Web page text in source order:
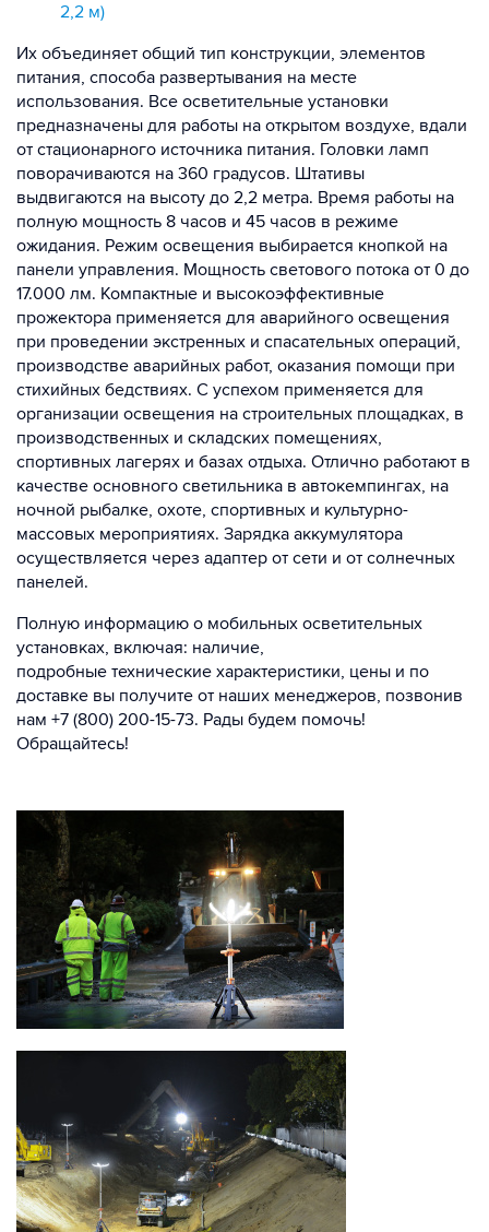
2,2 м)
Их объединяет общий тип конструкции, элементов
питания, способа развертывания на месте
использования. Все осветительные установки
предназначены для работы на открытом воздухе, вдали
от стационарного источника питания. Головки ламп
поворачиваются на 360 градусов. Штативы
выдвигаются на высоту до 2,2 метра. Время работы на
полную мощность 8 часов и 45 часов в режиме
ожидания. Режим освещения выбирается кнопкой на
панели управления. Мощность светового потока от 0 до
17.000 лм. Компактные и высокоэффективные
прожектора применяется для аварийного освещения
при проведении экстренных и спасательных операций,
производстве аварийных работ, оказания помощи при
стихийных бедствиях. С успехом применяется для
организации освещения на строительных площадках, в
производственных и складских помещениях,
спортивных лагерях и базах отдыха. Отлично работают в
качестве основного светильника в автокемпингах, на
ночной рыбалке, охоте, спортивных и культурно-
массовых мероприятиях. Зарядка аккумулятора
осуществляется через адаптер от сети и от солнечных
панелей.
Полную информацию о мобильных осветительных
установках, включая: наличие,
подробные технические характеристики, цены и по
доставке вы получите от наших менеджеров, позвонив
нам +7 (800) 200-15-73. Рады будем помочь!
Обращайтесь!